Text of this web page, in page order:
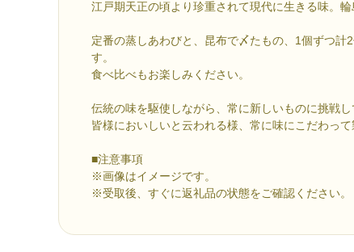
江戸期天正の頃より珍重されて現代に生きる味。輪
定番の蒸しあわびと、昆布で〆たもの、1個ずつ計
す。
食べ比べもお楽しみください。
伝統の味を駆使しながら、常に新しいものに挑戦し
皆様においしいと云われる様、常に味にこだわって
■注意事項
※画像はイメージです。
※受取後、すぐに返礼品の状態をご確認ください。